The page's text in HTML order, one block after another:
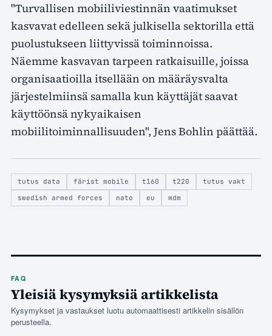
"Turvallisen mobiiliviestinnän vaatimukset
kasvavat edelleen sekä julkisella sektorilla että
puolustukseen liittyvissä toiminnoissa.
Näemme kasvavan tarpeen ratkaisuille, joissa
organisaatioilla itsellään on määräysvalta
järjestelmiinsä samalla kun käyttäjät saavat
käyttöönsä nykyaikaisen
mobiilitoiminnallisuuden", Jens Bohlin päättää.
tutus data färist mobile t160 t220
tutus vakt
swedish armed forces
nato eu mdm
FAQ
Yleisiä kysymyksiä artikkelista
Kysymykset ja vastaukset luotu automaattisesti artikkelin sisällön
perusteella.